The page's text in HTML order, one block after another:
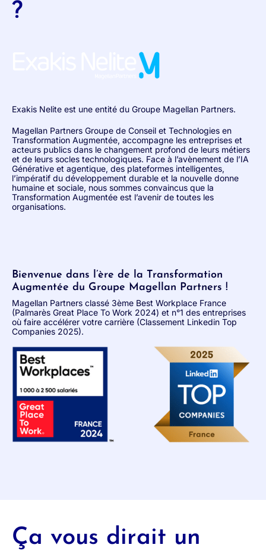
?
Exakis Nelite est une entité du Groupe Magellan Partners.
Magellan Partners Groupe de Conseil et Technologies en
Transformation Augmentée, accompagne les entreprises et
acteurs publics dans le changement profond de leurs métiers
et de leurs socles technologiques. Face à l’avènement de l’IA
Générative et agentique, des plateformes intelligentes,
l’impératif du développement durable et la nouvelle donne
humaine et sociale, nous sommes convaincus que la
Transformation Augmentée est l’avenir de toutes les
organisations.
Bienvenue dans l’ère de la Transformation
Augmentée du Groupe Magellan Partners !
Magellan Partners classé 3ème Best Workplace France
(Palmarès Great Place To Work 2024) et n°1 des entreprises
où faire accélérer votre carrière (Classement Linkedin Top
Companies 2025).
Ça vous dirait un